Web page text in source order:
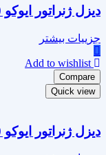
دیزل ژنراتور ایوکو 330 کاوا – مکالته مدل CR10TE1D
جزییات بیشتر
Add to wishlist
Compare
Quick view
دیزل ژنراتور ایوکو 400 کاوا – مکالته مدل CR13TE2A